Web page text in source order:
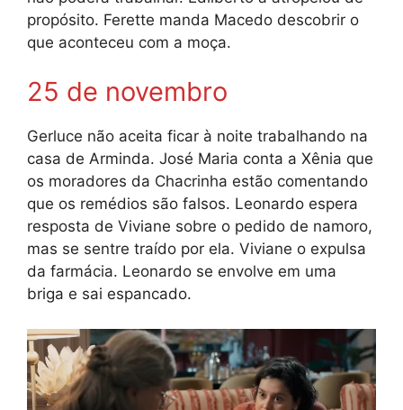
propósito. Ferette manda Macedo descobrir o
que aconteceu com a moça.
25 de novembro
Gerluce não aceita ficar à noite trabalhando na
casa de Arminda. José Maria conta a Xênia que
os moradores da Chacrinha estão comentando
que os remédios são falsos. Leonardo espera
resposta de Viviane sobre o pedido de namoro,
mas se sentre traído por ela. Viviane o expulsa
da farmácia. Leonardo se envolve em uma
briga e sai espancado.